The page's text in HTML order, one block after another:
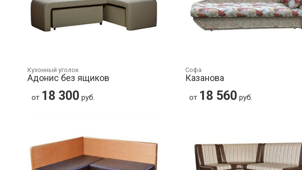
Кухонный уголок
Адонис без ящиков
от 18 300 руб.
Софа
Казанова
от 18 560 руб.